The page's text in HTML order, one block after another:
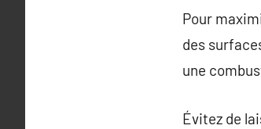
Pour
des
une
Évitez de